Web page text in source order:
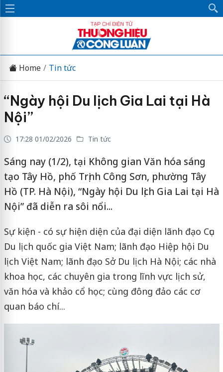
Home Tin tức
“Ngày hội Du lịch Gia Lai tại Hà
Nội”
17:28 01/02/2026 Tin tức
Sáng nay (1/2), tại Không gian Văn hóa sáng
tạo Tây Hồ, phố Trịnh Công Sơn, phường Tây
Hồ (TP. Hà Nội), “Ngày hội Du lịch Gia Lai tại Hà
Nội” đã diễn ra sôi nổi...
Sự kiện - có sự hiện diện của đại diện lãnh đạo Cục
Du lịch quốc gia Việt Nam; lãnh đạo Hiệp hội Du
lịch Việt Nam; lãnh đạo Sở Du lịch Hà Nội; các nhà
khoa học, các chuyên gia trong lĩnh vực lịch sử,
văn hóa và khảo cổ học; cùng đông đảo các cơ
quan báo chí...